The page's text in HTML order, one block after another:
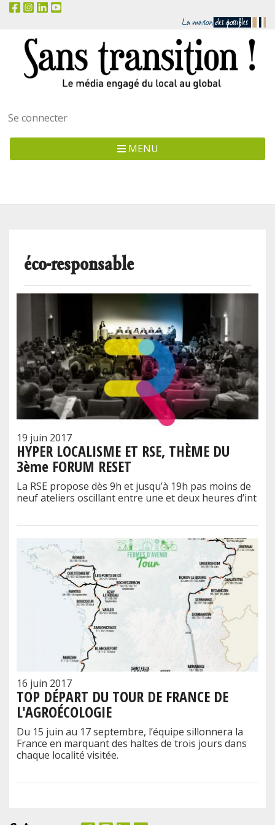
Menu
utilisateur
Se connecter
MENU
éco-responsable
19 juin 2017
HYPER LOCALISME ET RSE, THÈME DU
3ème FORUM RESET
La RSE propose dès 9h et jusqu’à 19h pas moins de
neuf ateliers oscillant entre une et deux heures d’int
16 juin 2017
TOP DÉPART DU TOUR DE FRANCE DE
L'AGROÉCOLOGIE
Du 15 juin au 17 septembre, l’équipe sillonnera la
France en marquant des haltes de trois jours dans
chaque localité visitée.